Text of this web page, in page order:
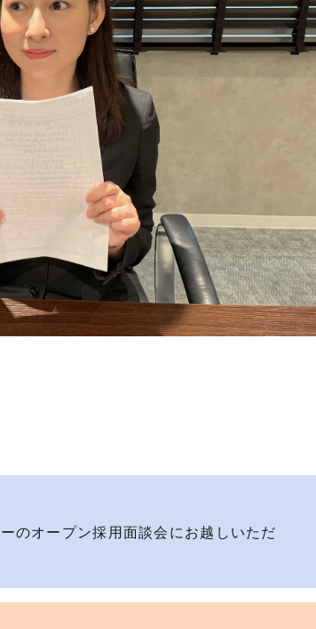
のオープン採用面談会にお越しいただ